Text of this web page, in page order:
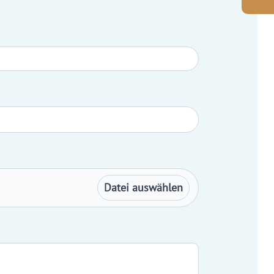
Datei auswählen